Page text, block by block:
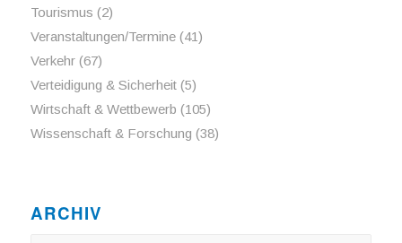
Tourismus (2)
Veranstaltungen/Termine(41)
Verkehr(67)
Verteidigung & Sicherheit(5)
Wirtschaft & Wettbewerb (105)
Wissenschaft & Forschung (38)
ARCHIV